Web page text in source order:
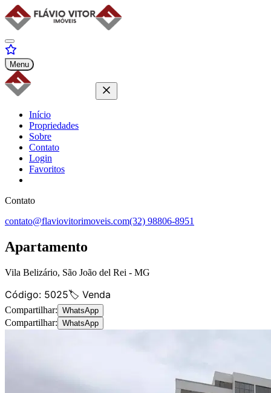
Menu
Início
Propriedades
Sobre
Contato
Login
Favoritos
Contato
contato@flaviovitorimoveis.com(32) 98806-8951
Apartamento
Vila Belizário, São João del Rei - MG
Código: 5025🏷️ Venda
Compartilhar: WhatsApp
Compartilhar: WhatsApp